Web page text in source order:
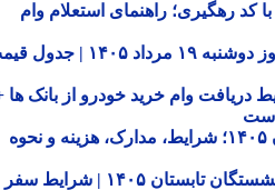
راهنمای استعلام وام
قیمت خودروهای داخلی امروز دوشنبه ۱۹ مرداد ۱۴۰۵ | جدول قیمت
۱۴۰۵؛ شرایط دریافت وام خرید خودرو از بانک ها +
ثبت نام بیمه سلامت ایرانیان ۱۴۰۵؛ شرایط، مدارک، هزینه و نحوه
ثبت نام سفرهای رایگان بازنشستگان تابستان ۱۴۰۵ | شرایط سفر